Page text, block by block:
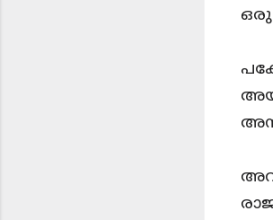
ഒരു